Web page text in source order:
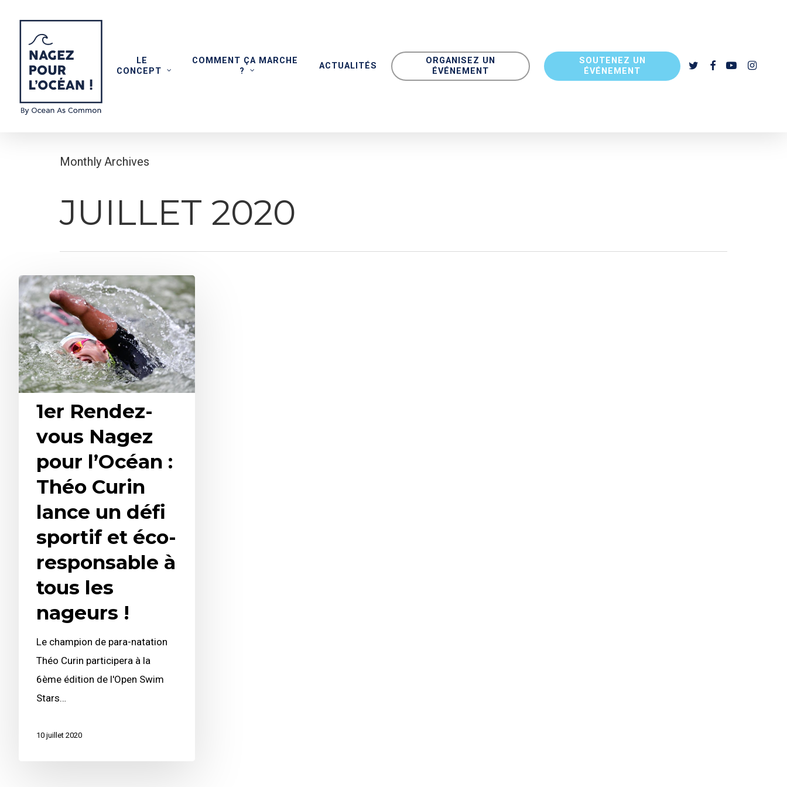
content
LE
CONCEPT
COMMENT ÇA MARCHE
?
ACTUALITÉS
ORGANISEZ UN
ÉVÉNEMENT
SOUTENEZ UN
ÉVÉNEMENT
TWITTERFACEBOOK
YOUTUBE
Monthly Archives
JUILLET 2020
1er Rendez-
vous Nagez
pour l’Océan :
Théo Curin
lance un défi
sportif et éco-
responsable à
tous les
nageurs !
Le champion de para-natation
Théo Curin participera à la
6ème édition de l'Open Swim
Stars…
10 juillet 2020